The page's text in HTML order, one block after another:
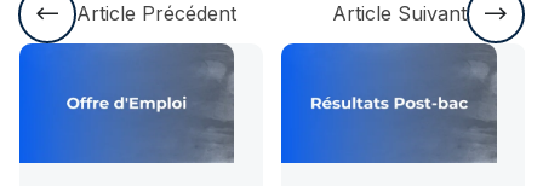
Article Précédent Article Suivant